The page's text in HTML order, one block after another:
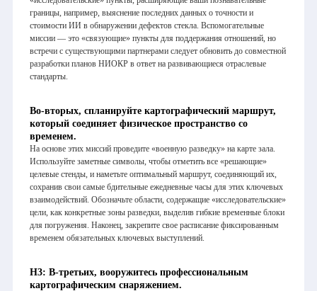
границы, например, выяснение последних данных о точности и
стоимости ИИ в обнаружении дефектов стекла. Вспомогательные
миссии — это «связующие» пункты для поддержания отношений, но
встречи с существующими партнерами следует обновить до совместной
разработки планов НИОКР в ответ на развивающиеся отраслевые
стандарты.
Во-вторых, спланируйте картографический маршрут,
который соединяет физическое пространство со
временем.
На основе этих миссий проведите «военную разведку» на карте зала.
Используйте заметные символы, чтобы отметить все «решающие»
целевые стенды, и наметьте оптимальный маршрут, соединяющий их,
сохранив свои самые бдительные ежедневные часы для этих ключевых
взаимодействий. Обозначьте области, содержащие «исследовательские»
цели, как конкретные зоны разведки, выделив гибкие временные блоки
для погружения. Наконец, закрепите свое расписание фиксированным
временем обязательных ключевых выступлений.
H3: В-третьих, вооружитесь профессиональным
картографическим снаряжением.